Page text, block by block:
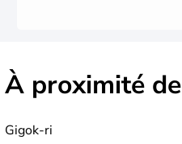
À proximité de
Gigok-ri